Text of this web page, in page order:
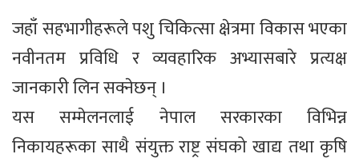
जहाँ सहभागीहरूले पशु चिकित्सा क्षेत्रमा विकास भएका
नवीनतम प्रविधि र व्यवहारिक अभ्यासबारे प्रत्यक्ष
जानकारी लिन सक्नेछन् ।
यस सम्मेलनलाई नेपाल सरकारका विभिन्न
निकायहरूका साथै संयुक्त राष्ट्र संघको खाद्य तथा कृषि